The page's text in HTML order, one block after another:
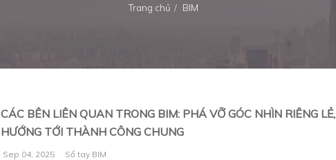
Trang chủ BIM
CÁC BÊN LIÊN QUAN TRONG BIM: PHÁ VỠ GÓC NHÌN RIÊNG LẺ,
HƯỚNG TỚI THÀNH CÔNG CHUNG
Sep 04, 2025 Sổ tay BIM